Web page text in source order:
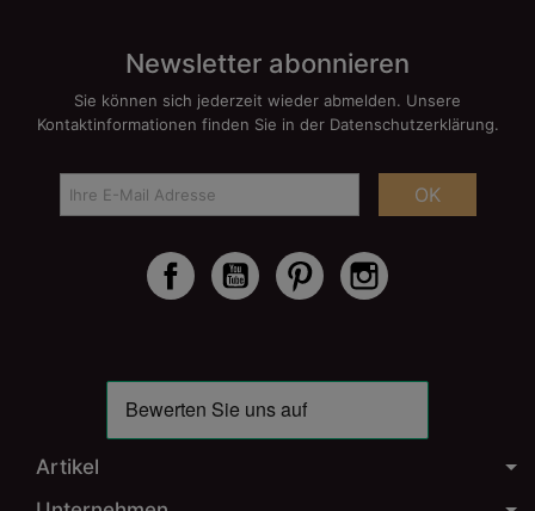
Newsletter abonnieren
Sie können sich jederzeit wieder abmelden. Unsere
Kontaktinformationen finden Sie in der Datenschutzerklärung.
OK
Facebook YouTube Pinterest
Artikel